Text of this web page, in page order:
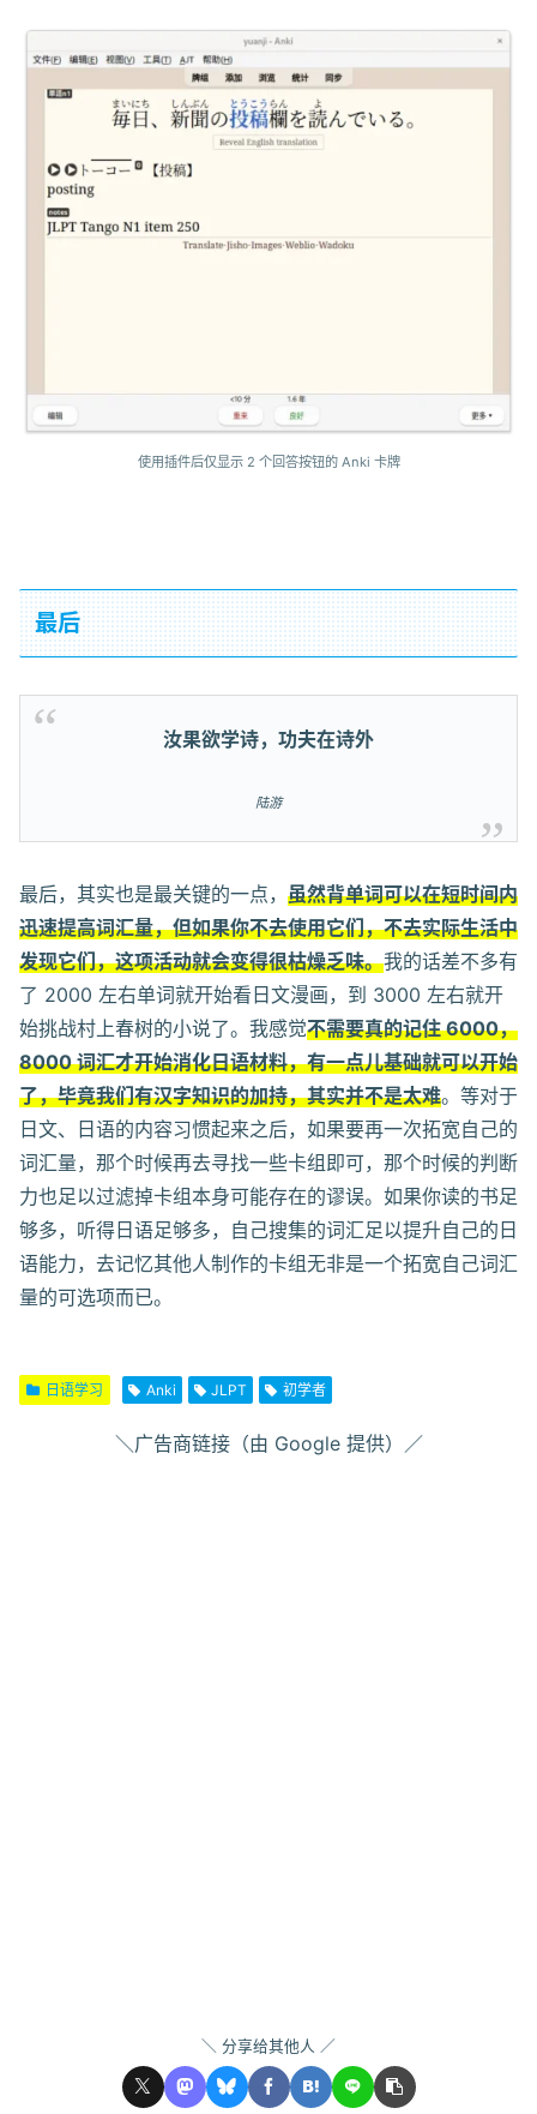
使用插件后仅显示 2 个回答按钮的 Anki 卡牌
最后
汝果欲学诗，功夫在诗外
陆游
最后，其实也是最关键的一点， 虽然背单词可以在短时间内
迅速提高词汇量，但如果你不去使用它们，不去实际生活中
发现它们，这项活动就会变得很枯燥乏味。我的话差不多有
了 2000 左右单词就开始看日文漫画，到 3000 左右就开
始挑战村上春树的小说了。我感觉不需要真的记住 6000，
8000 词汇才开始消化日语材料，有一点儿基础就可以开始
了，毕竟我们有汉字知识的加持，其实并不是太难。等对于
日文、日语的内容习惯起来之后，如果要再一次拓宽自己的
词汇量，那个时候再去寻找一些卡组即可，那个时候的判断
力也足以过滤掉卡组本身可能存在的谬误。如果你读的书足
够多，听得日语足够多，自己搜集的词汇足以提升自己的日
语能力，去记忆其他人制作的卡组无非是一个拓宽自己词汇
量的可选项而已。
日语学习 Anki JLPT 初学者
＼广告商链接（由 Google 提供）／
分享给其他人